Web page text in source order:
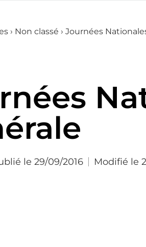
› Non classé › Journées
le 29/09/2016 Modifié le